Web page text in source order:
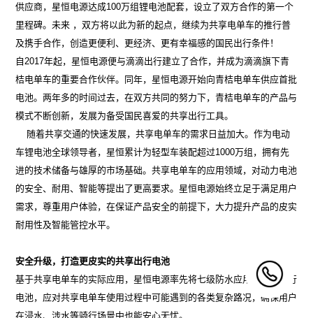
供应商，星恒电源达成100万组锂电池配套，设立了双方合作的第一个
里程碑。未来 ，双方将以此为新的起点，继续为共享电单车的推行普
及携手合作，创造更便利、更经济、更有幸福感的国民出行条件！
自2017年起，星恒电源便与滴滴出行建立了合作，并成为滴滴旗下青
桔电单车的重要合作伙伴。同年，星恒电源开始向青桔电单车供应首批
电池。两年多的时间过去，在双方共同的努力下，青桔电单车的产品与
模式不断创新，发展为备受国民喜爱的共享出行工具。
随着共享交通的快速发展，共享电单车的需求日益加大。作为电动
车锂电池全球领导者，星恒累计为轻型车装配超过1000万组，拥有先
进的技术储备与雄厚的市场基础。共享电单车的应用领域，对动力电池
的安全、耐用、智能等提出了更高要求。星恒电源始终立足于满足用户
需求，尊重用户体验，在保证产品安全的前提下，大力提升产品的皮实
耐用性及智能管控水平。
安全升级，打造更皮实的共享出行电池
基于共享电单车的实际应用，星恒电源率先将七级防水应用于共享出行
电池，应对共享电单车使用过程中可能遇到的各类复杂路况，确保用户
在浸水、涉水等骑行场景中也能安心无忧。